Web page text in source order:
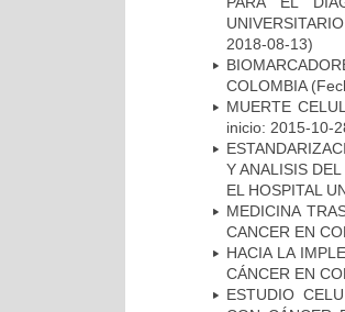
2018-08-13)
COLOMBIA
MUERTE
inicio: 2015-10-
Y ANALISIS
EL HOSPITAL
MEDICINA
CANCER EN
HACIA LA
CÁNCER EN
ESTUDIO